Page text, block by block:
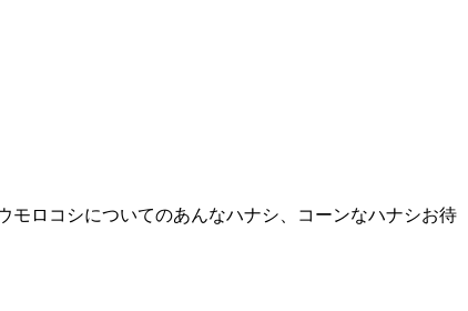
ロコシについてのあんなハナシ、コーンなハナシお待